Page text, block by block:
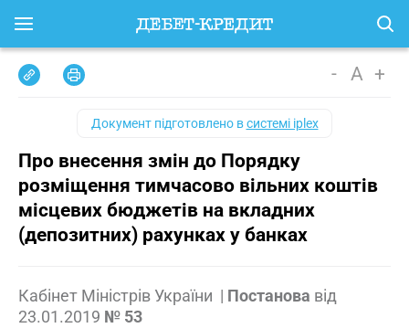
- A +
Документ підготовлено всистемі iplex
Про внесення змін до Порядку
розміщення тимчасово вільних коштів
місцевих бюджетів на вкладних
(депозитних) рахунках у банках
Кабінет Міністрів України | Постанова від
23.01.2019 № 53